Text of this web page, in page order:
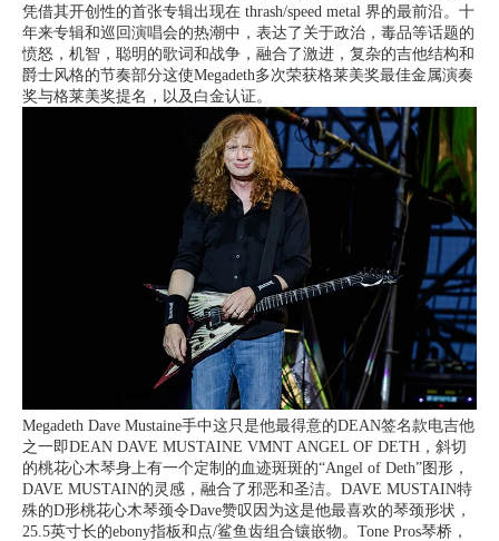
凭借其开创性的首张专辑出现在 thrash/speed metal 界的最前沿。十
年来专辑和巡回演唱会的热潮中，表达了关于政治，毒品等话题的
愤怒，机智，聪明的歌词和战争，融合了激进，复杂的吉他结构和
爵士风格的节奏部分这使Megadeth多次荣获格莱美奖最佳金属演奏
奖与格莱美奖提名，以及白金认证。
Megadeth Dave Mustaine手中这只是他最得意的DEAN签名款电吉他
之一即DEAN DAVE MUSTAINE VMNT ANGEL OF DETH，斜切
的桃花心木琴身上有一个定制的血迹斑斑的“Angel of Deth”图形，
DAVE MUSTAIN的灵感，融合了邪恶和圣洁。DAVE MUSTAIN特
殊的D形桃花心木琴颈令Dave赞叹因为这是他最喜欢的琴颈形状，
25.5英寸长的ebony指板和点/鲨鱼齿组合镶嵌物。Tone Pros琴桥，